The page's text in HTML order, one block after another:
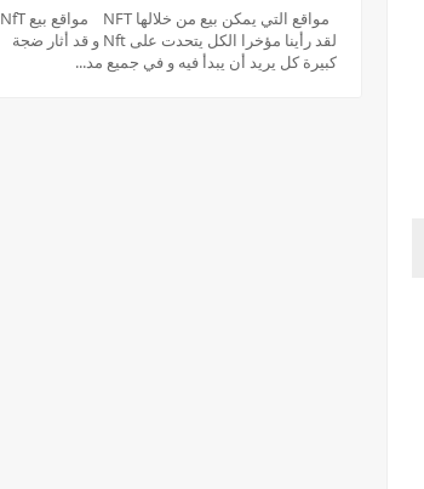
مواقع التي يمكن بيع من خلالها NFT مواقع بيع NfT
لقد رأينا مؤخرا الكل يتحدت على Nft و قد أثار ضجة
كبيرة كل يريد أن يبدأ فيه و في جميع مد...